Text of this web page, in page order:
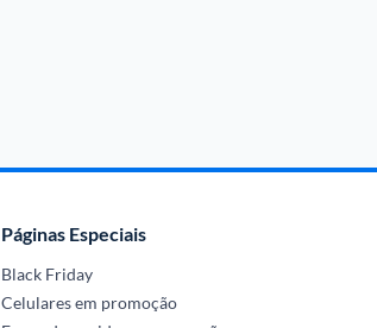
Páginas Especiais
Black Friday
Celulares em promoção